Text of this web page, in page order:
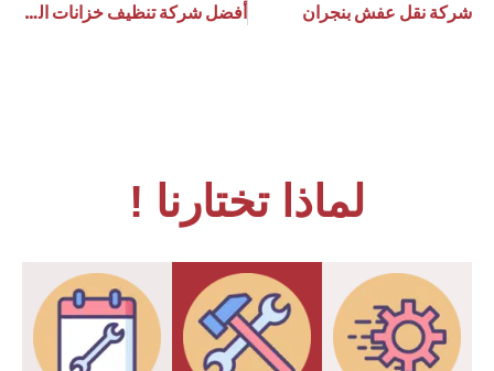
شركة نقل عفش بنجران
أفضل شركة تنظيف خزانات الرياض
لماذا تختارنا !